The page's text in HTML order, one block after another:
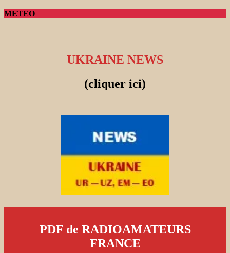
METEO
UKRAINE NEWS
(cliquer ici)
PDF de RADIOAMATEURS
FRANCE